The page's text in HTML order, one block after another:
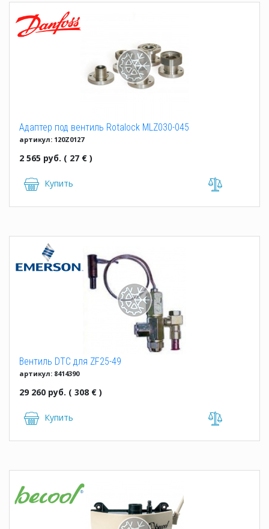
Адаптер под вентиль Rotalock MLZ030-045
артикул: 120Z0127
2 565 руб. ( 27 € )
Купить
Вентиль DTC для ZF25-49
артикул: 8414390
29 260 руб. ( 308 € )
Купить